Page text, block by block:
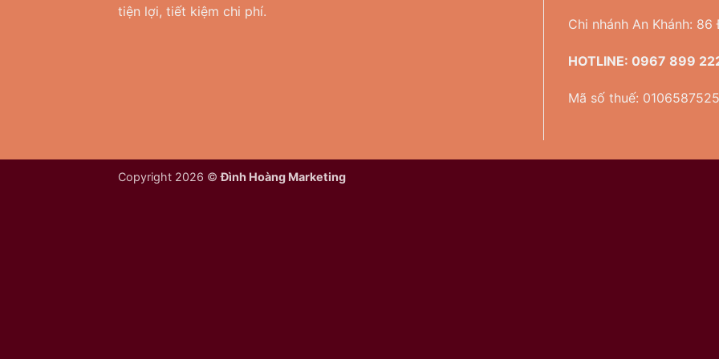
tiện lợi, tiết kiệm chi phí.
Chi nhánh An Khánh:
HOTLINE: 0967 899
Mã số thuế: 0106587525
Copyright 2026 ©Đình Hoàng Marketing